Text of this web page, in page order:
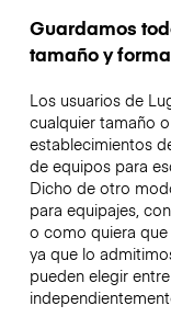
Guardamos
tamaño y forma
Los usuarios de
cualquier tamaño
establecimientos
de equipos para
Dicho de otro
para equipajes,
o como quiera que
ya que lo
pueden elegir